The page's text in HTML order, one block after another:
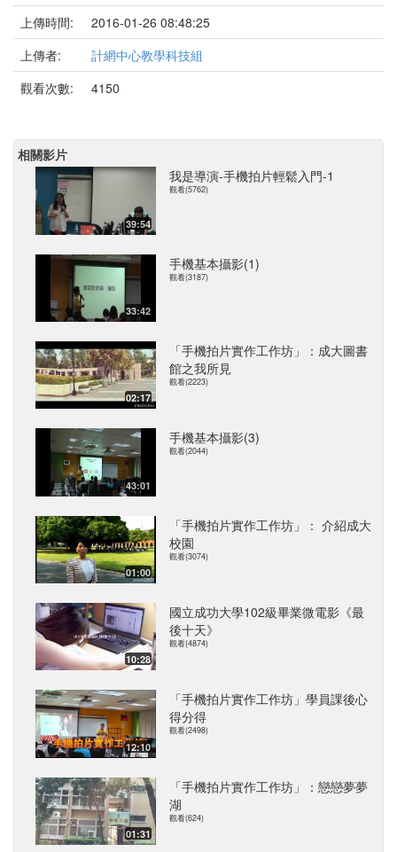
上傳時間:
2016-01-26 08:48:25
上傳者:
計網中心教學科技組
觀看次數:
4150
相關影片
39:54
我是導演-手機拍片輕鬆入門-1
觀看(5762)
33:42
手機基本攝影(1)
觀看(3187)
02:17
「手機拍片實作工作坊」：成大圖書
館之我所見
觀看(2223)
43:01
手機基本攝影(3)
觀看(2044)
01:00
「手機拍片實作工作坊」： 介紹成大
校園
觀看(3074)
10:28
國立成功大學102級畢業微電影《最
後十天》
觀看(4874)
12:10
「手機拍片實作工作坊」學員課後心
得分得
觀看(2498)
01:31
「手機拍片實作工作坊」：戀戀夢夢
湖
觀看(624)